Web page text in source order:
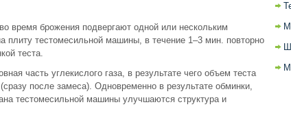
время брожения подвергают одной или нескольким
плиту тестомесильной машины, в течение 1–3 мин. повторно
теста.
часть углекислого газа, в результате чего объем теста
после замеса). Одновременно в результате обминки,
тестомесильной машины улучшаются структура и